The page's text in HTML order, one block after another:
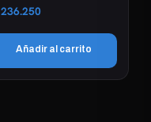
236.250
Añadir al carrito